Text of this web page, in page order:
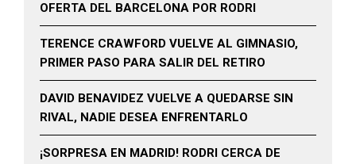
OFERTA DEL BARCELONA POR RODRI
TERENCE CRAWFORD VUELVE AL GIMNASIO,
PRIMER PASO PARA SALIR DEL RETIRO
DAVID BENAVIDEZ VUELVE A QUEDARSE SIN
RIVAL, NADIE DESEA ENFRENTARLO
¡SORPRESA EN MADRID! RODRI CERCA DE